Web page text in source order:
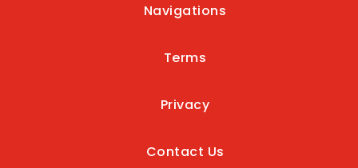
Navigations
Terms
Privacy
Contact Us